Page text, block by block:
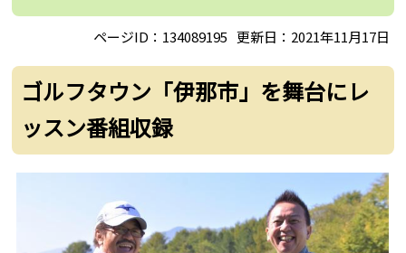
ページID：134089195 更新日：2021年11月17日
ゴルフタウン「伊那市」を舞台にレ
ッスン番組収録